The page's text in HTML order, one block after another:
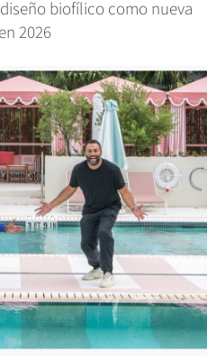
biofílico como nueva
2026